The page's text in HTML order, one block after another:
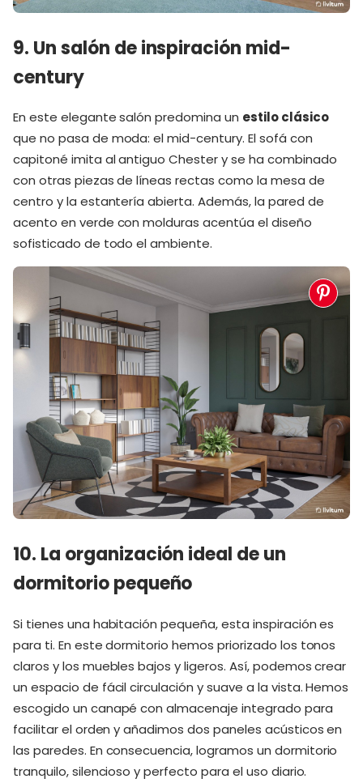
9. Un salón de inspiración mid-
century
En este elegante salón predomina un estilo clásico
que no pasa de moda: el mid-century. El sofá con
capitoné imita al antiguo Chester y se ha combinado
con otras piezas de líneas rectas como la mesa de
centro y la estantería abierta. Además, la pared de
acento en verde con molduras acentúa el diseño
sofisticado de todo el ambiente.
10. La organización ideal de un
dormitorio pequeño
Si tienes una habitación pequeña, esta inspiración es
para ti. En este dormitorio hemos priorizado los tonos
claros y los muebles bajos y ligeros. Así, podemos crear
un espacio de fácil circulación y suave a la vista. Hemos
escogido un canapé con almacenaje integrado para
facilitar el orden y añadimos dos paneles acústicos en
las paredes. En consecuencia, logramos un dormitorio
tranquilo, silencioso y perfecto para el uso diario.